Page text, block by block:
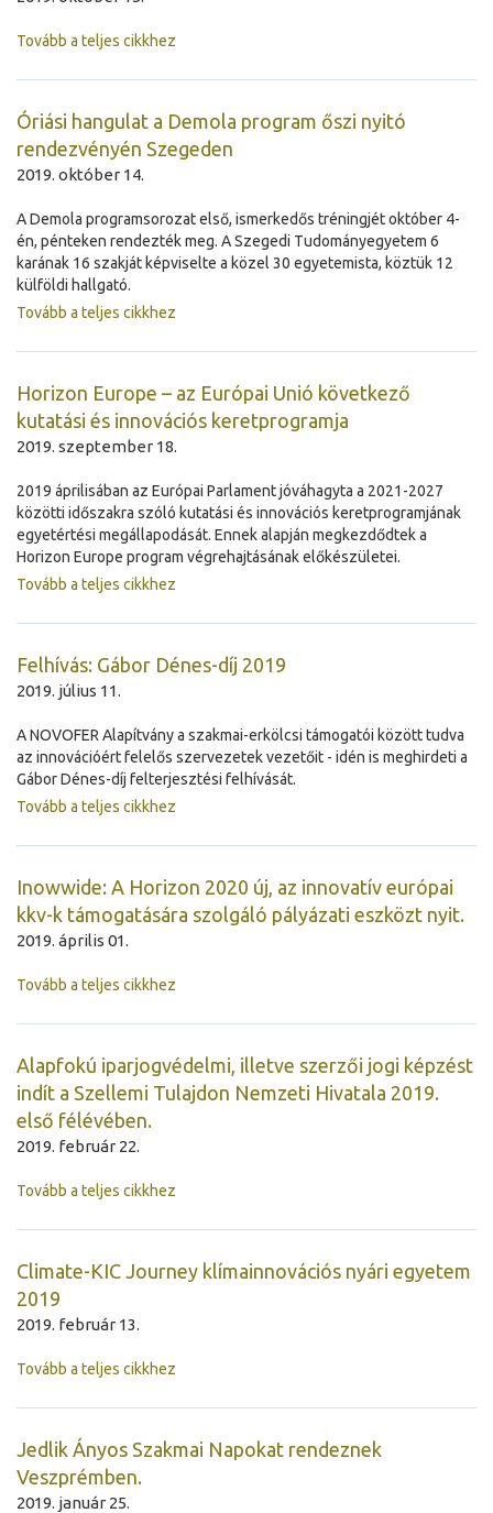
Tovább a teljes cikkhez
Óriási hangulat a Demola program őszi nyitó
rendezvényén Szegeden
2019. október 14.
A Demola programsorozat első, ismerkedős tréningjét október 4-
én, pénteken rendezték meg. A Szegedi Tudományegyetem 6
karának 16 szakját képviselte a közel 30 egyetemista, köztük 12
külföldi hallgató.
Tovább a teljes cikkhez
Horizon Europe – az Európai Unió következő
kutatási és innovációs keretprogramja
2019. szeptember 18.
2019 áprilisában az Európai Parlament jóváhagyta a 2021-2027
közötti időszakra szóló kutatási és innovációs keretprogramjának
egyetértési megállapodását. Ennek alapján megkezdődtek a
Horizon Europe program végrehajtásának előkészületei.
Tovább a teljes cikkhez
Felhívás: Gábor Dénes-díj 2019
2019. július 11.
A NOVOFER Alapítvány a szakmai-erkölcsi támogatói között tudva
az innovációért felelős szervezetek vezetőit - idén is meghirdeti a
Gábor Dénes-díj felterjesztési felhívását.
Tovább a teljes cikkhez
Inowwide: A Horizon 2020 új, az innovatív európai
kkv-k támogatására szolgáló pályázati eszközt nyit.
2019. április 01.
Tovább a teljes cikkhez
Alapfokú iparjogvédelmi, illetve szerzői jogi képzést
indít a Szellemi Tulajdon Nemzeti Hivatala 2019.
első félévében.
2019. február 22.
Tovább a teljes cikkhez
Climate-KIC Journey klímainnovációs nyári egyetem
2019
2019. február 13.
Tovább a teljes cikkhez
Jedlik Ányos Szakmai Napokat rendeznek
Veszprémben.
2019. január 25.